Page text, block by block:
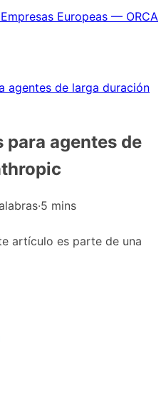
Europeas — ORCA
agentes de larga duración
agentes de
·5 mins
artículo es parte de una